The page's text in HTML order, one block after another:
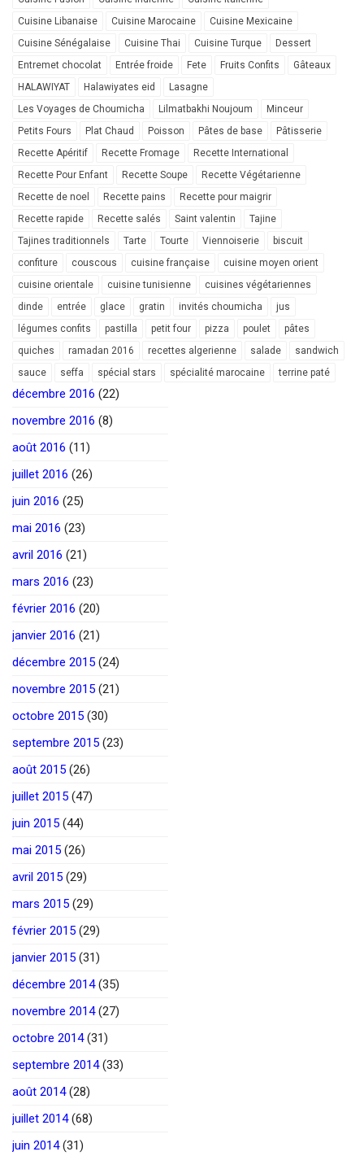
Cuisine Libanaise
Cuisine Marocaine
Cuisine Mexicaine
Cuisine Sénégalaise
Cuisine Thai Cuisine Turque
Dessert
Entremet chocolat
Entrée froide Fete Fruits Confits
Gâteaux
HALAWIYAT
Halawiyates eid
Lasagne
Les Voyages de Choumicha
Lilmatbakhi Noujoum
Minceur
Petits Fours
Plat Chaud Poisson Pâtes de base
Pâtisserie
Recette Apéritif
Recette Fromage
Recette International
Recette Pour Enfant
Recette Soupe
Recette Végétarienne
Recette de noel
Recette pains
Recette pour maigrir
Recette rapide
Recette salés Saint valentin
Tajine
Tajines traditionnels
Tarte Tourte Viennoiserie
biscuit
confiture
couscous cuisine française
cuisine moyen orient
cuisine orientale
cuisine tunisienne
cuisines végétariennes
dinde
entrée glace gratin invités choumicha
jus
légumes confits
pastilla petit four pizza poulet
pâtes
quiches
ramadan 2016 recettes algerienne salade
sandwich
sauce
seffa spécial stars spécialité marocaine terrine paté
décembre 2016 (22)
novembre 2016 (8)
août 2016 (11)
juillet 2016 (26)
juin 2016 (25)
mai 2016 (23)
avril 2016 (21)
mars 2016 (23)
février 2016 (20)
janvier 2016 (21)
décembre 2015 (24)
novembre 2015 (21)
octobre 2015 (30)
septembre 2015 (23)
août 2015 (26)
juillet 2015 (47)
juin 2015 (44)
mai 2015 (26)
avril 2015 (29)
mars 2015 (29)
février 2015 (29)
janvier 2015 (31)
décembre 2014(35)
novembre 2014(27)
octobre 2014(31)
septembre 2014(33)
août 2014(28)
juillet 2014(68)
juin 2014(31)